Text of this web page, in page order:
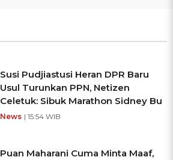
Susi Pudjiastusi Heran DPR Baru
Usul Turunkan PPN, Netizen
Celetuk: Sibuk Marathon Sidney Bu
News | 15:54 WIB
Puan Maharani Cuma Minta Maaf,